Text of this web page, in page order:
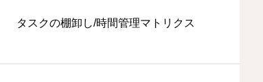
タスクの棚卸し/時間管理マトリクス